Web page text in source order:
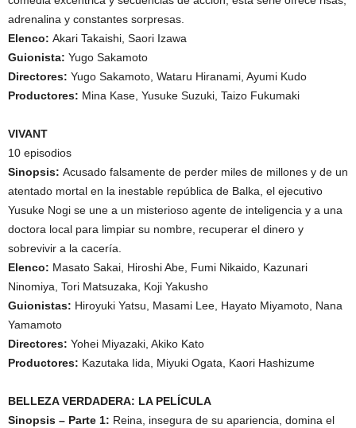
adrenalina y constantes sorpresas.
Elenco: Akari Takaishi, Saori Izawa
Guionista: Yugo Sakamoto
Directores: Yugo Sakamoto, Wataru Hiranami, Ayumi Kudo
Productores: Mina Kase, Yusuke Suzuki, Taizo Fukumaki
VIVANT
10 episodios
Sinopsis: Acusado falsamente de perder miles de millones y de un
atentado mortal en la inestable república de Balka, el ejecutivo
Yusuke Nogi se une a un misterioso agente de inteligencia y a una
doctora local para limpiar su nombre, recuperar el dinero y
sobrevivir a la cacería.
Elenco: Masato Sakai, Hiroshi Abe, Fumi Nikaido, Kazunari
Ninomiya, Tori Matsuzaka, Koji Yakusho
Guionistas: Hiroyuki Yatsu, Masami Lee, Hayato Miyamoto, Nana
Yamamoto
Directores: Yohei Miyazaki, Akiko Kato
Productores: Kazutaka Iida, Miyuki Ogata, Kaori Hashizume
BELLEZA VERDADERA: LA PELÍCULA
Sinopsis – Parte 1: Reina, insegura de su apariencia, domina el